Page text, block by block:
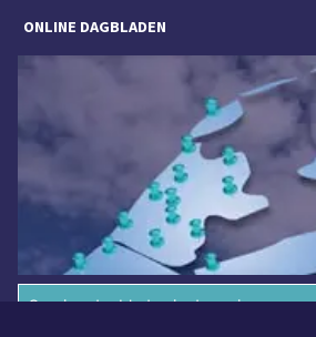
ONLINE DAGBLADEN
Overige dagbladen in de regio